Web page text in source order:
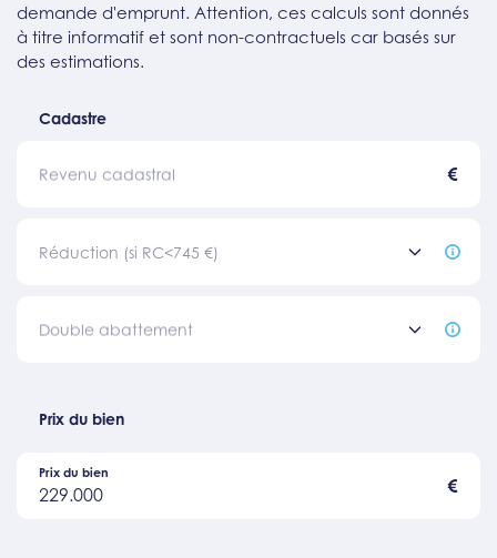
demande d'emprunt. Attention, ces calculs sont donnés
à titre informatif et sont non-contractuels car basés sur
des estimations.
Cadastre
Revenu cadastral €
Réduction (si RC<745 €)
Double abattement
Prix du bien
229.000
Prix du bien
€